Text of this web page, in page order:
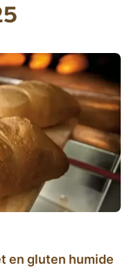
en gluten humide